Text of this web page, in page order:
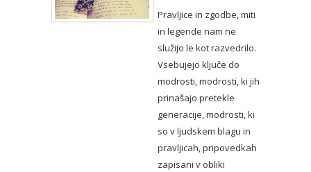
Pravljice in zgodbe, miti
in legende nam ne
služijo le kot razvedrilo.
Vsebujejo ključe do
modrosti, modrosti, ki jih
prinašajo pretekle
generacije, modrosti, ki
so v ljudskem blagu in
pravljicah, pripovedkah
zapisani v obliki